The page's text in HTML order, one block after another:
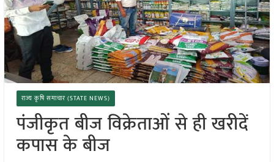
राज्य कृषि समाचार (STATE NEWS)
पंजीकृत बीज विक्रेताओं से ही खरीदें
कपास के बीज